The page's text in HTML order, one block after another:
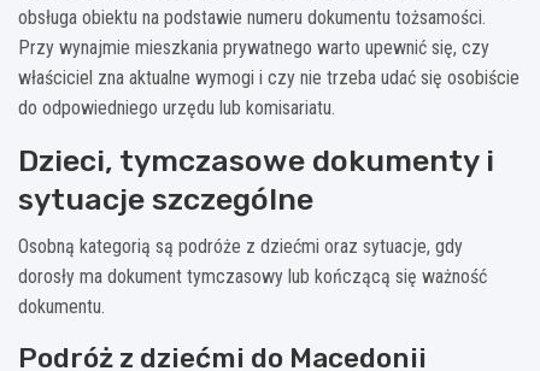
obsługa obiektu na podstawie numeru dokumentu tożsamości.
Przy wynajmie mieszkania prywatnego warto upewnić się, czy
właściciel zna aktualne wymogi i czy nie trzeba udać się osobiście
do odpowiedniego urzędu lub komisariatu.
Dzieci, tymczasowe dokumenty i
sytuacje szczególne
Osobną kategorią są podróże z dziećmi oraz sytuacje, gdy
dorosły ma dokument tymczasowy lub kończącą się ważność
dokumentu.
Podróż z dziećmi do Macedonii